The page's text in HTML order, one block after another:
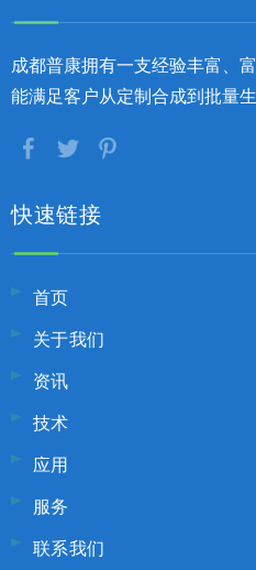
成都普康拥有一支经验丰富、
能满足客户从定制合成到批量
快速链接
首页
关于我们
资讯
技术
应用
服务
联系我们